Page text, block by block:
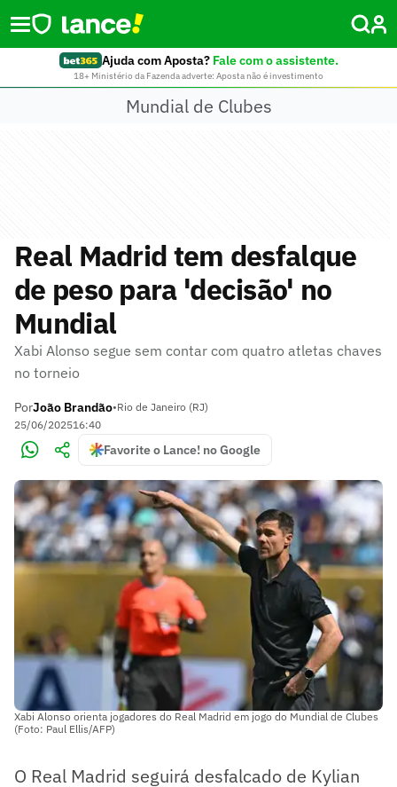
Ajuda com Aposta? Fale com o assistente.
18+ Ministério da Fazenda adverte: Aposta não é investimento
Mundial de Clubes
Real Madrid tem desfalque
de peso para 'decisão' no
Mundial
Xabi Alonso segue sem contar com quatro atletas chaves
no torneio
PorJoão Brandão•Rio de Janeiro (RJ)
25/06/202516:40
Favorite o Lance! no Google
Xabi Alonso orienta jogadores do Real Madrid em jogo do Mundial de Clubes
(Foto: Paul Ellis/AFP)
O Real Madrid seguirá desfalcado de Kylian